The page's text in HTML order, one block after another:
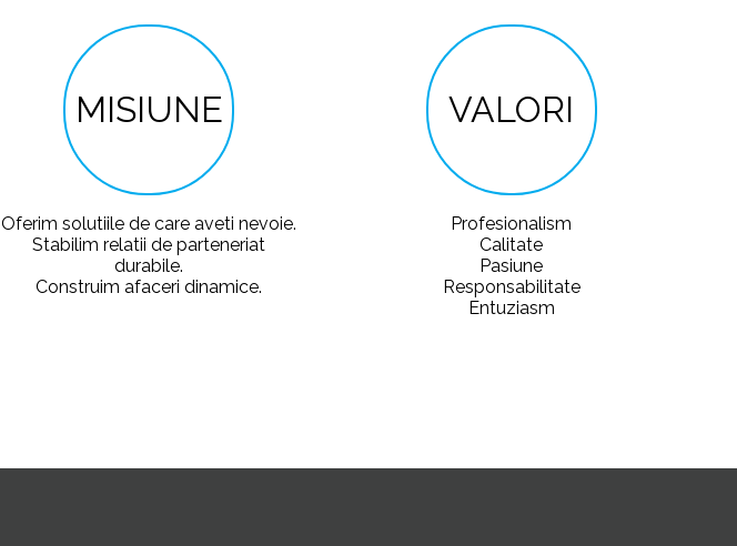
MISIUNE
Oferim solutiile de care aveti nevoie.
Stabilim relatii de parteneriat
durabile.
Construim afaceri dinamice.
VALORI
Profesionalism
Calitate
Pasiune
Responsabilitate
Entuziasm